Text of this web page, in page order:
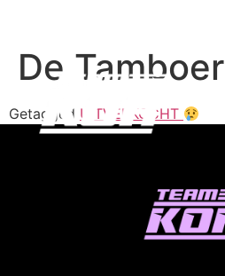
De Tamboer
Getagged UITVERKOCHT